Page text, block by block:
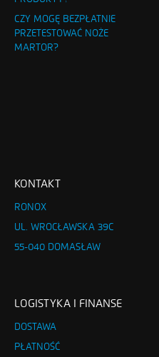
CZY MOGĘ BEZPŁATNIE
PRZETESTOWAĆ NOŻE
MARTOR?
KONTAKT
RONOX
UL. WROCŁAWSKA 39C
55-040 DOMASŁAW
LOGISTYKA I FINANSE
DOSTAWA
PŁATNOŚĆ